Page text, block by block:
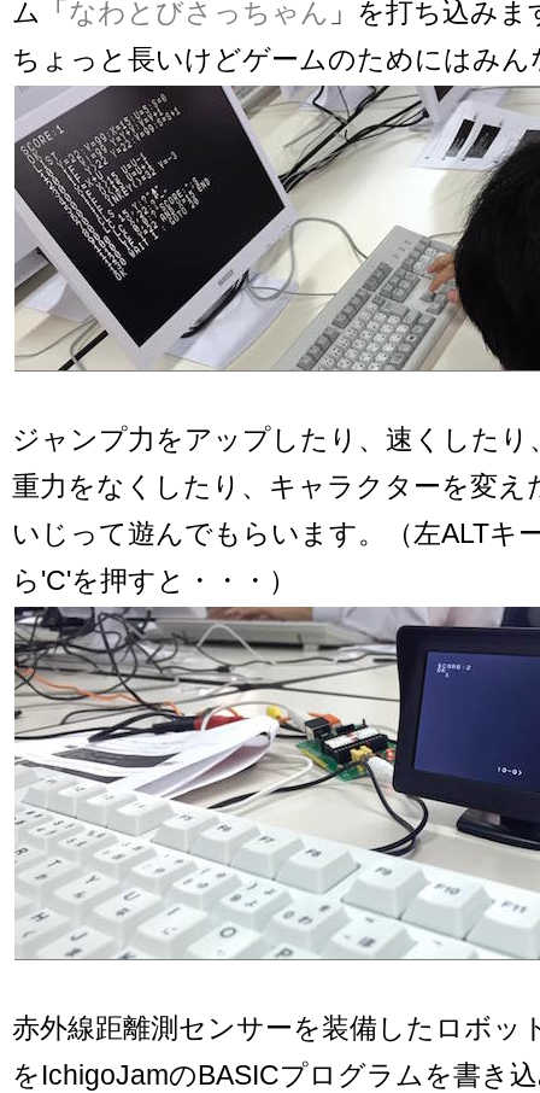
ム「なわとびさっちゃん 」を打ち込みま
ちょっと長いけどゲームのためにはみ
ジャンプ力をアップしたり、速くしたり
重力をなくしたり、キャラクターを変え
いじって遊んでもらいます。（左ALTキ
ら'C'を押すと・・・）
赤外線距離測センサーを装備したロボッ
をIchigoJamのBASICプログラムを書き